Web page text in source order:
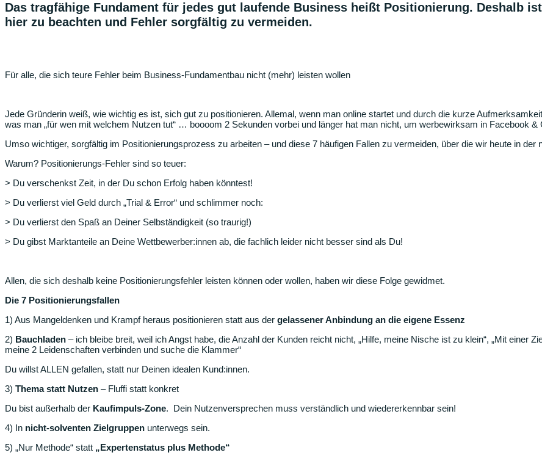
Das tragfähige Fundament für jedes gut laufende Business heißt Positionierung. Deshalb
hier zu beachten und Fehler sorgfältig zu vermeiden.
Für alle, die sich teure Fehler beim Business-Fundamentbau nicht (mehr) leisten wollen
Jede Gründerin weiß, wie wichtig es ist, sich gut zu positionieren. Allemal, wenn man online startet und durch die kurze
was man „für wen mit welchem Nutzen tut“ … boooom 2 Sekunden vorbei und länger hat man nicht, um werbewirksam in Facebook &
Umso wichtiger, sorgfältig im Positionierungsprozess zu arbeiten – und diese 7 häufigen Fallen zu vermeiden, über die wir heute in der
Warum? Positionierungs-Fehler sind so teuer:
> Du verschenkst Zeit, in der Du schon Erfolg haben könntest!
> Du verlierst viel Geld durch „Trial & Error“ und schlimmer noch:
> Du verlierst den Spaß an Deiner Selbständigkeit (so traurig!)
> Du gibst Marktanteile an Deine Wettbewerber:innen ab, die fachlich leider nicht besser sind als Du!
Allen, die sich deshalb keine Positionierungsfehler leisten können oder wollen, haben wir diese Folge gewidmet.
Die 7 Positionierungsfallen
1) Aus Mangeldenken und Krampf heraus positionieren statt aus der gelassener Anbindung an die eigene Essenz
2) Bauchladen – ich bleibe breit, weil ich Angst habe, die Anzahl der Kunden reicht nicht, „Hilfe, meine Nische ist zu klein“, „Mit einer
meine 2 Leidenschaften verbinden und suche die Klammer“
Du willst ALLEN gefallen, statt nur Deinen idealen Kund:innen.
3) Thema statt Nutzen – Fluffi statt konkret
Du bist außerhalb der Kaufimpuls-Zone. Dein Nutzenversprechen muss verständlich und wiedererkennbar sein!
4) In nicht-solventen Zielgruppen unterwegs sein.
5) „Nur Methode“ statt „Expertenstatus plus Methode“